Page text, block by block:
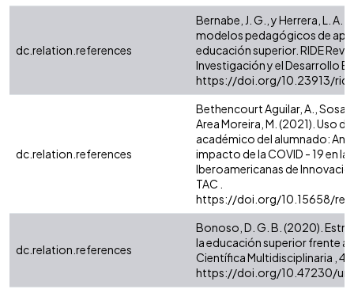
dc.relation.references
Bernabe, J. G., y Herrera, L.
modelos pedagógicos de
educación superior. RIDE
Investigación y el Desarrollo
https://doi.org/10.23913/
dc.relation.references
Bethencourt Aguilar, A., Sosa
Area Moreira, M. (2021). Uso
académico del alumnado:
impacto de la COVID - 19 en
Iberoamericanas de
TAC .
https://doi.org/10.15658/
dc.relation.references
Bonoso, D. G. B. (2020).
la educación superior frente al
Científica Multidisciplinaria , 4
https://doi.org/10.47230/